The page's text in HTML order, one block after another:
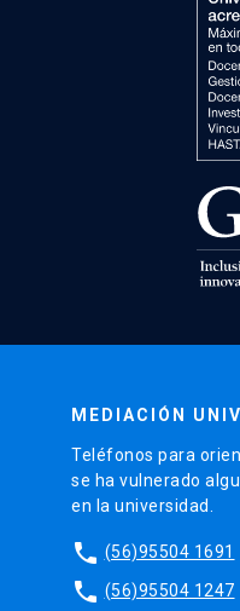
MEDIACIÓN
Teléfonos para
se ha vulnerado
en la universidad.
phone (56)95504 1691
phone (56)95504 1247